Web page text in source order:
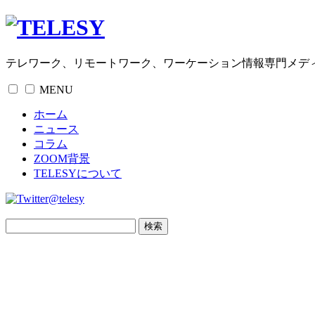
テレワーク、リモートワーク、ワーケーション情報専門メデ
MENU
ホーム
ニュース
コラム
ZOOM背景
TELESYについて
@telesy